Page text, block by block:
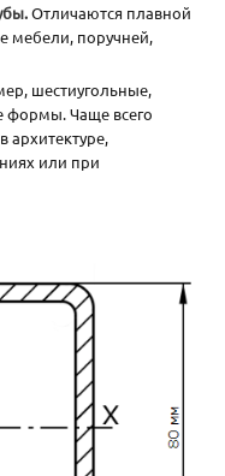
Отличаются плавной
мебели, поручней,
шестиугольные,
формы. Чаще всего
архитектуре,
или при